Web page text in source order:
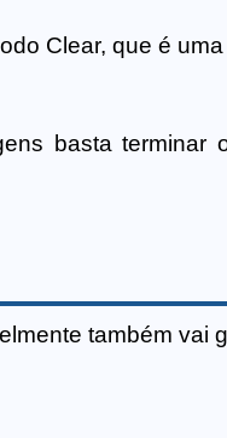
Clear, que é
basta terminar
também vai